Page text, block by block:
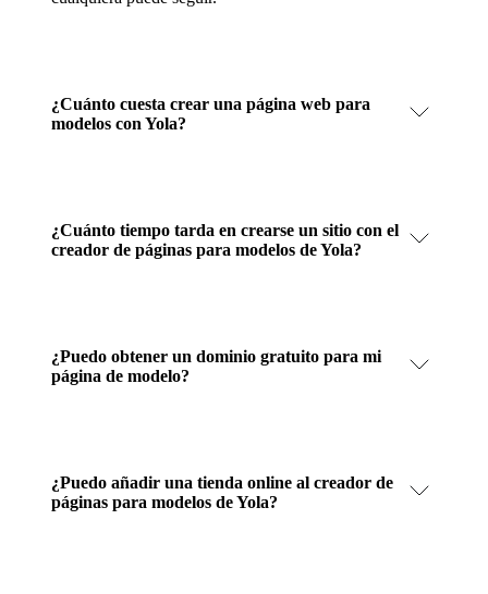
¿Cuánto cuesta crear una página web para
modelos con Yola?
¿Cuánto tiempo tarda en crearse un sitio con el
creador de páginas para modelos de Yola?
¿Puedo obtener un dominio gratuito para mi
página de modelo?
¿Puedo añadir una tienda online al creador de
páginas para modelos de Yola?